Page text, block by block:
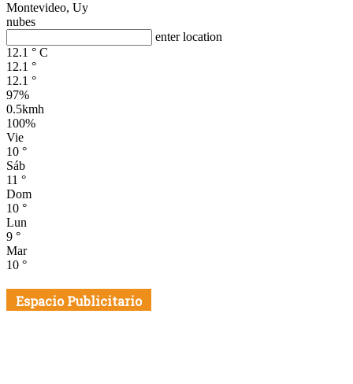
Montevideo, Uy
nubes
enter location
12.1 ° C
12.1 °
12.1 °
97%
0.5kmh
100%
Vie
10 °
Sáb
11 °
Dom
10 °
Lun
9 °
Mar
10 °
Espacio Publicitario